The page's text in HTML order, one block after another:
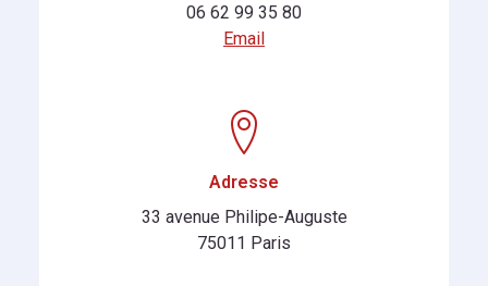
06 62 99 35 80
Email
Adresse
33 avenue Philipe-Auguste
75011 Paris